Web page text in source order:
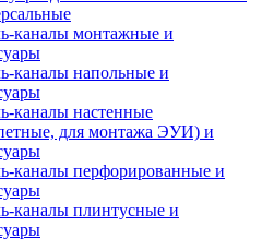
каналы монтажные и
каналы напольные и
каналы настенные
для монтажа ЭУИ) и
каналы перфорированные и
каналы плинтусные и